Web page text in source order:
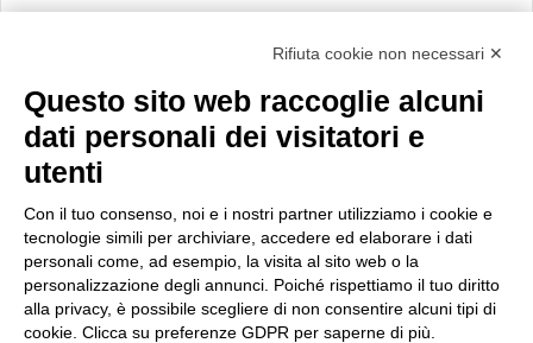
Importo netto (€):
Calcola
Rifiuta cookie non necessari ✕
Questo sito web raccoglie alcuni
dati personali dei visitatori e
utenti
Con il tuo consenso, noi e i nostri partner utilizziamo i cookie e
tecnologie simili per archiviare, accedere ed elaborare i dati
personali come, ad esempio, la visita al sito web o la
personalizzazione degli annunci. Poiché rispettiamo il tuo diritto
alla privacy, è possibile scegliere di non consentire alcuni tipi di
cookie. Clicca su preferenze GDPR per saperne di più.